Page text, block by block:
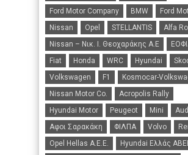
Ford Motor Company
BMW
Ford
Nissan
Opel STELLANTIS
Alfa
Nissan – Νικ. Ι. Θεοχαράκης Α.Ε
Fiat
Honda WRC Hyundai
Volkswagen
F1
Kosmocar-
Nissan Motor Co.
Acropolis Rally
Hyundai Motor
Peugeot Mini
Αφοι Σαρακάκη
ΦΙΛΠΑ Volvo
Opel Hellas A.E.E.
Hyundai Ελλάς